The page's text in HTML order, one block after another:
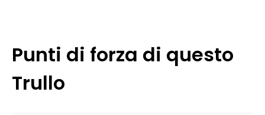
suite di tipo “imperiale” con caratteristiche e dimensioni
differenti. La posizione, posta a circa 450 metri di quota su
un promontorio privato, garantisce privacy e tranquillità pur
Punti di forza di questo
Trullo